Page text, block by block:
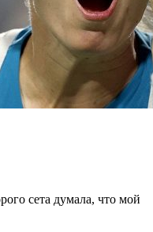
сета думала, что мой